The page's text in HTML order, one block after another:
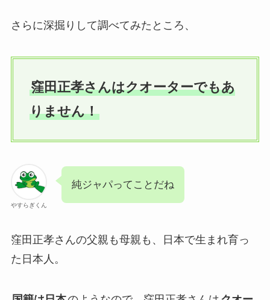
さらに深掘りして調べてみたところ、
窪田正孝さんはクオーターでもあ
りません！
やすらぎくん
純ジャパってことだね
窪田正孝さんの父親も母親も、日本で生まれ育っ
た日本人。